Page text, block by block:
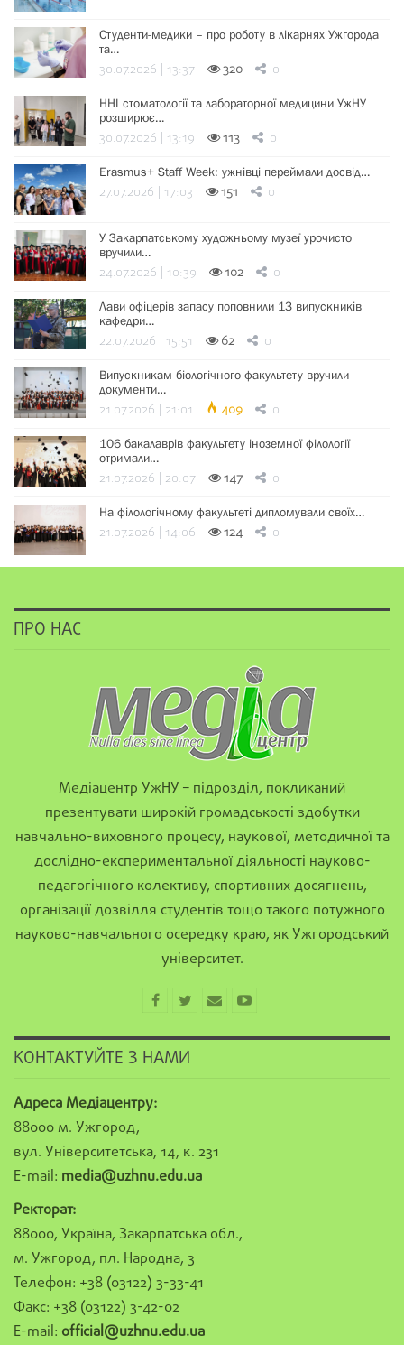
Студенти-медики – про роботу в лікарнях Ужгорода
та…
30.07.2026 | 13:37 320 0
ННІ стоматології та лабораторної медицини УжНУ
розширює…
30.07.2026 | 13:19 113 0
Erasmus+ Staff Week: ужнівці переймали досвід…
27.07.2026 | 17:03 151 0
У Закарпатському художньому музеї урочисто
вручили…
24.07.2026 | 10:39 102 0
Лави офіцерів запасу поповнили 13 випускників
кафедри…
22.07.2026 | 15:51 62 0
Випускникам біологічного факультету вручили
документи…
21.07.2026 | 21:01 409 0
106 бакалаврів факультету іноземної філології
отримали…
21.07.2026 | 20:07 147 0
На філологічному факультеті дипломували своїх…
21.07.2026 | 14:06 124 0
ПРО НАС
Медіацентр УжНУ – підрозділ, покликаний
презентувати широкій громадськості здобутки
навчально-виховного процесу, наукової, методичної та
дослідно-експериментальної діяльності науково-
педагогічного колективу, спортивних досягнень,
організації дозвілля студентів тощо такого потужного
науково-навчального осередку краю, як Ужгородський
університет.
КОНТАКТУЙТЕ З НАМИ
Адреса Медіацентру:
88000 м. Ужгород,
вул. Університетська, 14, к. 231
E-mail: media@uzhnu.edu.ua
Ректорат:
88000, Україна, Закарпатська обл.,
м. Ужгород, пл. Народна, 3
Телефон: +38 (03122) 3-33-41
Факс: +38 (03122) 3-42-02
E-mail: official@uzhnu.edu.ua